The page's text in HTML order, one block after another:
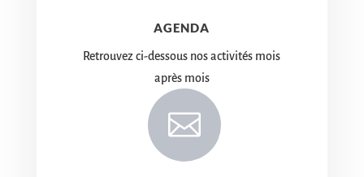
AGENDA
Retrouvez ci-dessous nos activités mois
après mois
